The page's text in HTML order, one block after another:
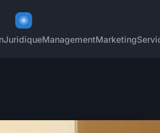
JuridiqueManagementMarketing